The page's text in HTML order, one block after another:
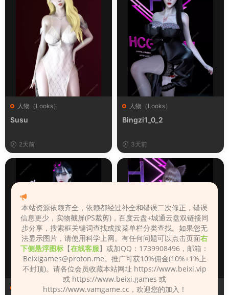
人物（Looks）
Susu
2天前
人物（Looks）
Bingzi1_0_2
3天前
人物（Looks） 人物（Looks）
本站资源依赖齐全，依赖都经过补全和错误二次修正，错误
信息更少，实物截屏(PS裁剪)，百度云盘+城通云盘双链接同
步分享，搜索框关键词查找或按菜单栏分类查找。如果您无
法显示图片，请使用科学上网。有任何问题可以点击页面右
下侧悬浮图标 【在线客服】或加QQ：1739908496，邮箱：
Beixigames@proton.me。推广可获10%佣金(10%+1%上
不封顶)。请各位会员收藏本站网址 https://www.beixi.vip
或 https://www.beixi.games 或
https://www.vamgame.cc，欢迎您的加入！